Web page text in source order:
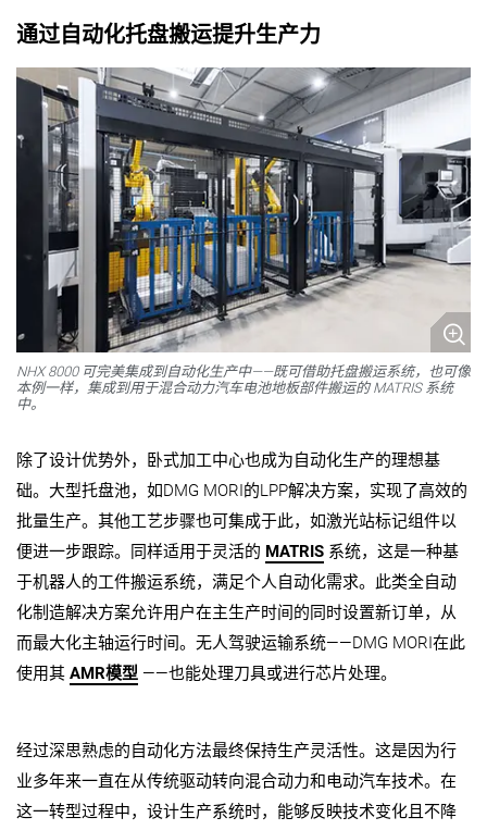
通过自动化托盘搬运提升生产力
NHX 8000 可完美集成到自动化生产中——既可借助托盘搬运系统，也可像
本例一样，集成到用于混合动力汽车电池地板部件搬运的 MATRIS 系统
中。
除了设计优势外，卧式加工中心也成为自动化生产的理想基
础。 大型托盘池，如DMG MORI的LPP解决方案，实现了高效的
批量生产。其他工艺步骤也可集成于此，如激光站标记组件以
便进一步跟踪。同样适用于灵活的 MATRIS 系统，这是一种基
于机器人的工件搬运系统，满足个人自动化需求。此类全自动
化制造解决方案允许用户在主生产时间的同时设置新订单，从
而最大化主轴运行时间。无人驾驶运输系统——DMG MORI在此
使用其 AMR模型 ——也能处理刀具或进行芯片处理。
经过深思熟虑的自动化方法最终保持生产灵活性。这是因为行
业多年来一直在从传统驱动转向混合动力和电动汽车技术。在
这一转型过程中，设计生产系统时，能够反映技术变化且不降